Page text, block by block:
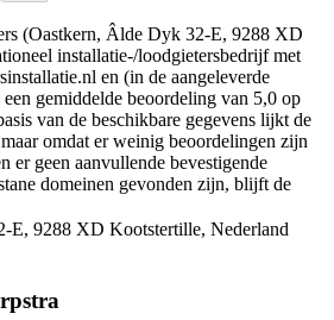
(Oastkern, Âlde Dyk 32-E, 9288 XD
installatie-/loodgietersbedrijf met
en (in de aangeleverde
gemiddelde beoordeling van 5,0 op
van de beschikbare gegevens lijkt de
omdat er weinig beoordelingen zijn
er geen aanvullende bevestigende
domeinen gevonden zijn, blijft de
E, 9288 XD Kootstertille, Nederland